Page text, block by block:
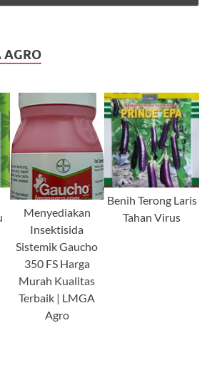
AGRO
Menyediakan
Insektisida
Sistemik Gaucho
350 FS Harga
Murah Kualitas
Terbaik | LMGA
Agro
Benih Terong Laris
Tahan Virus